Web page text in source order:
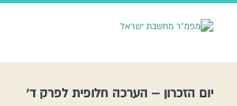
יום הזכרון – הערכה חלופית לפרק ד’